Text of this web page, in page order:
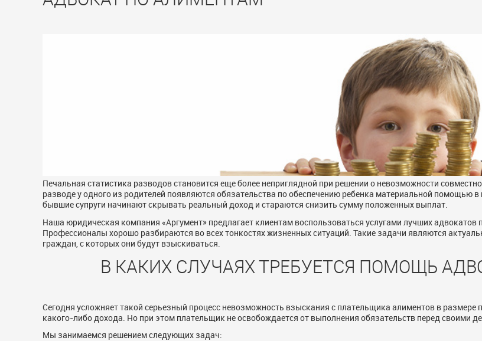
Печальная статистика разводов становится еще более неприглядной при решении о невозможности
разводе у одного из родителей появляются обязательства по обеспечению ребенка материальной помощью
бывшие супруги начинают скрывать реальный доход и стараются снизить сумму положенных выплат.
Наша юридическая компания «Аргумент» предлагает клиентам воспользоваться услугами лучших
Профессионалы хорошо разбираются во всех тонкостях жизненных ситуаций. Такие задачи являются
граждан, с которых они будут взыскиваться.
В КАКИХ СЛУЧАЯХ ТРЕБУЕТСЯ ПОМОЩЬ
Сегодня усложняет такой серьезный процесс невозможность взыскания с плательщика алиментов в
какого-либо дохода. Но при этом плательщик не освобождается от выполнения обязательств перед своими
Мы занимаемся решением следующих задач: